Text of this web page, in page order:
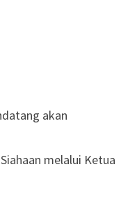
akan
melalui Ketua